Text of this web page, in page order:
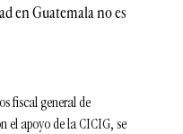
en Guatemala no es
fiscal general de
el apoyo de la CICIG, se